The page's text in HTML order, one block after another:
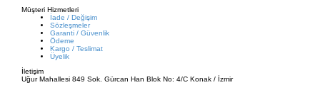
Müşteri Hizmetleri
İade / Değişim
Sözleşmeler
Garanti / Güvenlik
Ödeme
Kargo / Teslimat
Üyelik
İletişim
Uğur Mahallesi 849 Sok. Gürcan Han Blok No: 4/C Konak / İzmir